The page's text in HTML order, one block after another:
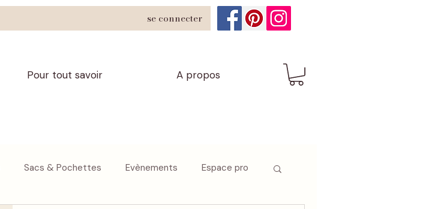
se connecter
Pour tout savoir A propos
Sacs & Pochettes Evènements Espace pro